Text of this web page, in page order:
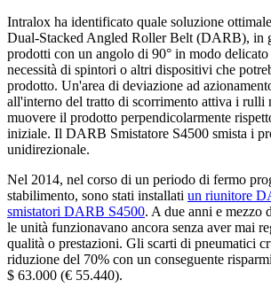
Intralox ha identificato quale soluzione
Dual-Stacked Angled Roller Belt (DARB), in
prodotti con un angolo di 90° in modo delicato
necessità di spintori o altri dispositivi che
prodotto. Un'area di deviazione ad
all'interno del tratto di scorrimento attiva i rulli
muovere il prodotto perpendicolarmente
iniziale. Il DARB Smistatore S4500 smista i
unidirezionale.
Nel 2014, nel corso di un periodo di fermo
stabilimento, sono stati installati un riunitore
smistatori DARB S4500. A due anni e mezzo
le unità funzionavano ancora senza aver mai
qualità o prestazioni. Gli scarti di pneumatici
riduzione del 70% con un conseguente
$ 63.000 (€ 55.440).